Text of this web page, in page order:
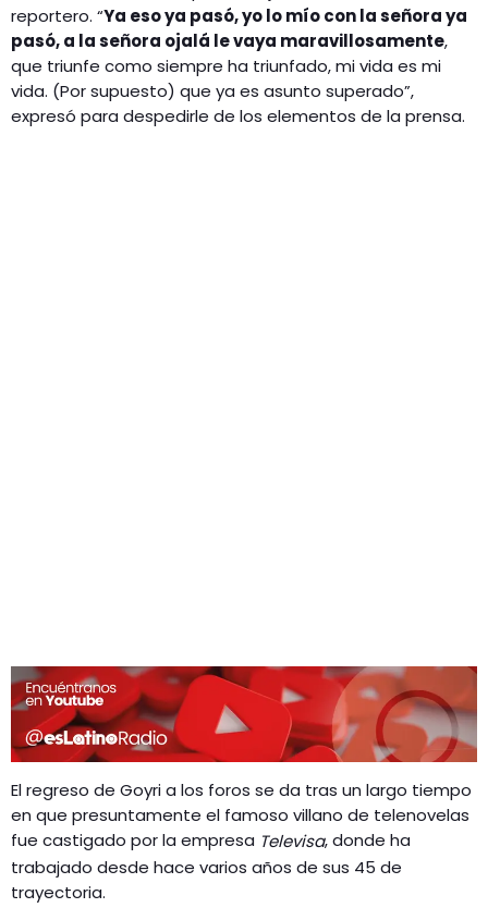
reportero. “Ya eso ya pasó, yo lo mío con la señora ya
pasó, a la señora ojalá le vaya maravillosamente,
que triunfe como siempre ha triunfado, mi vida es mi
vida. (Por supuesto) que ya es asunto superado”,
expresó para despedirle de los elementos de la prensa.
El regreso de Goyri a los foros se da tras un largo tiempo
en que presuntamente el famoso villano de telenovelas
fue castigado por la empresa Televisa, donde ha
trabajado desde hace varios años de sus 45 de
trayectoria.